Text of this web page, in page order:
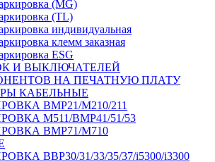
(MG)
(TL)
индивидуальная
клемм заказная
ESG
И ВЫКЛЮЧАТЕЛЕЙ
НА ПЕЧАТНУЮ ПЛАТУ
КАБЕЛЬНЫЕ
BMP21/M210/211
M511/BMP41/51/53
BMP71/M710
BBP30/31/33/35/37/i5300/i3300